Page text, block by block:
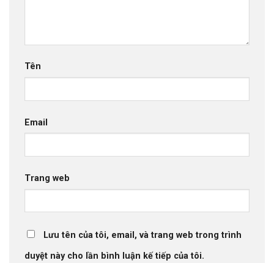
Tên
Email
Trang web
Lưu tên của tôi, email, và trang web trong trình
duyệt này cho lần bình luận kế tiếp của tôi.